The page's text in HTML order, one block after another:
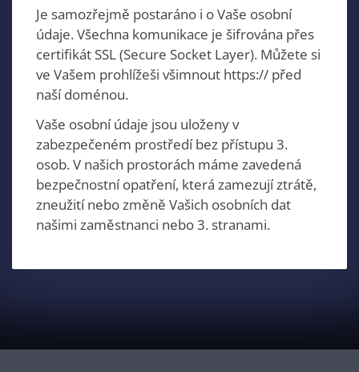
Je samozřejmě postaráno i o Vaše osobní
údaje. Všechna komunikace je šifrována přes
certifikát SSL (Secure Socket Layer). Můžete si
ve Vašem prohlížeši všimnout https:// před
naší doménou.
Vaše osobní údaje jsou uloženy v
zabezpečeném prostředí bez přístupu 3.
osob. V našich prostorách máme zavedená
bezpečnostní opatření, která zamezují ztrátě,
zneužití nebo změně Vašich osobních dat
našimi zaměstnanci nebo 3. stranami.